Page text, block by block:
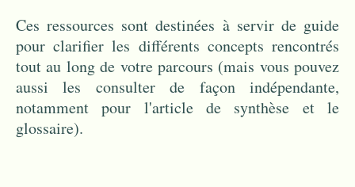
Ces ressources sont destinées à servir de guide
pour clarifier les différents concepts rencontrés
tout au long de votre parcours (mais vous pouvez
aussi les consulter de façon indépendante,
notamment pour l'article de synthèse et le
glossaire).